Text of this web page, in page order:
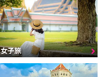
女子旅